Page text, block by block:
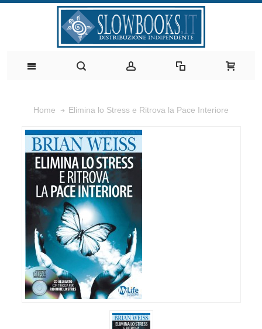
Home Elimina lo Stress e Ritrova la Pace Interiore